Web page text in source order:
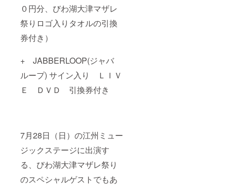
０円分、びわ湖大津マザレ
祭りロゴ入りタオルの引換
券付き）
+ JABBERLOOP(ジャバ
ループ) サイン入り ＬＩＶ
Ｅ ＤＶＤ 引換券付き
7月28日（日）の江州ミュー
ジックステージに出演す
る、びわ湖大津マザレ祭り
のスペシャルゲストでもあ